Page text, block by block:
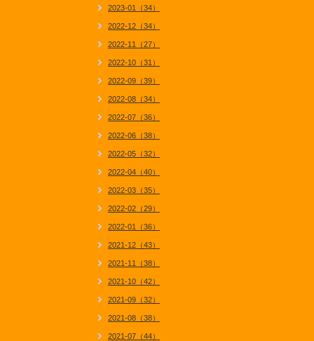
2023-01（34）
2022-12（34）
2022-11（27）
2022-10（31）
2022-09（39）
2022-08（34）
2022-07（36）
2022-06（38）
2022-05（32）
2022-04（40）
2022-03（35）
2022-02（29）
2022-01（36）
2021-12（43）
2021-11（38）
2021-10（42）
2021-09（32）
2021-08（38）
2021-07（44）